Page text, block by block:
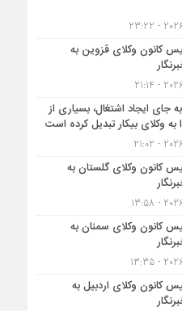
کانون وکلای قزوین به
جای ایجاد اشتغال، بسیاری از
به وکلای بیکار تبدیل کرده است
کانون وکلای گلستان به
کانون وکلای سمنان به
کانون وکلای اردبیل به